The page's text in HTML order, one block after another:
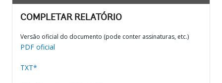
COMPLETAR RELATÓRIO
Versão oficial do documento (pode conter assinaturas, etc.)
PDF oficial
TXT*